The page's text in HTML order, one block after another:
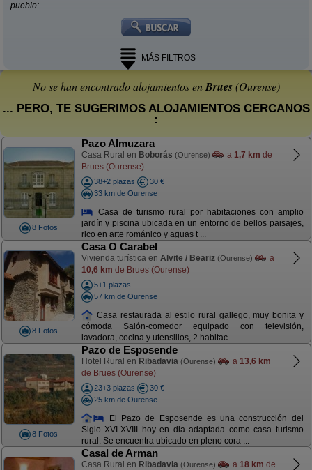
pueblo:
MÁS FILTROS
No se han encontrado alojamientos enBrues(Ourense)
... PERO, TE SUGERIMOS ALOJAMIENTOS CERCANOS
:
8 Fotos
Pazo Almuzara
Casa Rural en Boborás (Ourense) a 1,7 km de
Brues (Ourense)
38+2 plazas
30 €
33 km de Ourense
Casa de turismo rural por habitaciones con amplio
jardín y piscina ubicada en un entorno de bellos paisajes,
rico en arte románico y aguas t ...
8 Fotos
Casa O Carabel
Vivienda turística en Alvite / Beariz (Ourense)
a
10,6 km de Brues (Ourense)
5+1 plazas
57 km de Ourense
Casa restaurada al estilo rural gallego, muy bonita y
cómoda Salón-comedor equipado con televisión,
lavadora, cocina y utensilios, 2 habitac ...
8 Fotos
Pazo de Esposende
Hotel Rural en Ribadavia (Ourense) a 13,6 km
de Brues (Ourense)
23+3 plazas
30 €
25 km de Ourense
El Pazo de Esposende es una construcción del
Siglo XVI-XVIII hoy en dia adaptada como casa turismo
rural. Se encuentra ubicado en pleno cora ...
Casal de Arman
Casa Rural en Ribadavia (Ourense) a 18 km de